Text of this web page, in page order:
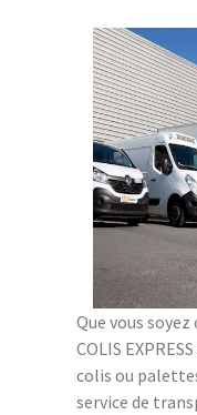
Que vous
COLIS
colis ou
service de